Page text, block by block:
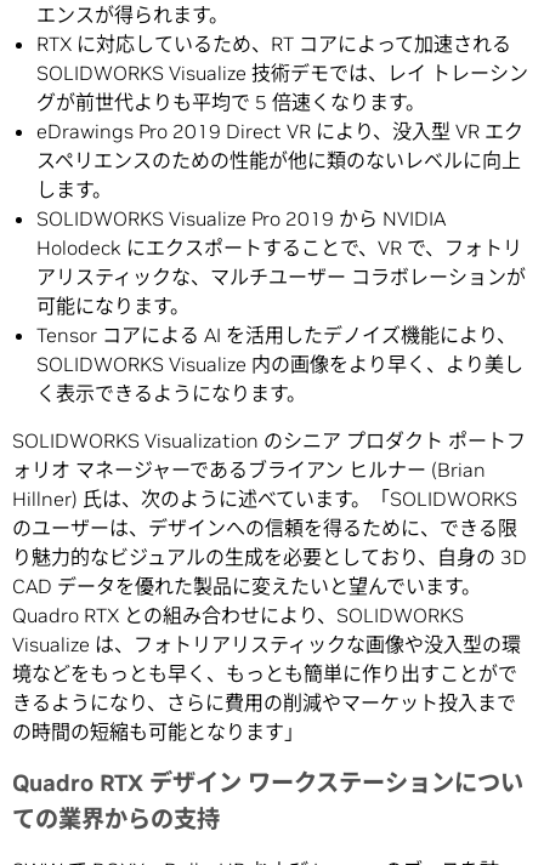
エンスが得られます。
RTX に対応しているため、RT コアによって加速される
SOLIDWORKS Visualize 技術デモでは、レイ トレーシン
グが前世代よりも平均で 5 倍速くなります。
eDrawings Pro 2019 Direct VR により、没入型 VR エク
スペリエンスのための性能が他に類のないレベルに向上
します。
SOLIDWORKS Visualize Pro 2019 から NVIDIA
Holodeck にエクスポートすることで、VR で、フォトリ
アリスティックな、マルチユーザー コラボレーションが
可能になります。
Tensor コアによる AI を活用したデノイズ機能により、
SOLIDWORKS Visualize 内の画像をより早く、より美し
く表示できるようになります。
SOLIDWORKS Visualization のシニア プロダクト ポートフ
ォリオ マネージャーであるブライアン ヒルナー (Brian
Hillner) 氏は、次のように述べています。「SOLIDWORKS
のユーザーは、デザインへの信頼を得るために、できる限
り魅力的なビジュアルの生成を必要としており、自身の 3D
CAD データを優れた製品に変えたいと望んでいます。
Quadro RTX との組み合わせにより、SOLIDWORKS
Visualize は、フォトリアリスティックな画像や没入型の環
境などをもっとも早く、もっとも簡単に作り出すことがで
きるようになり、さらに費用の削減やマーケット投入まで
の時間の短縮も可能となります」
Quadro RTX デザイン ワークステーションについ
ての業界からの支持